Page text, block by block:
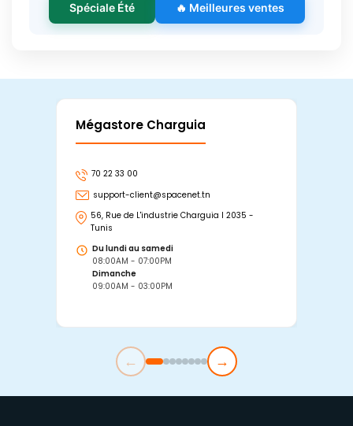
Spéciale Été 🔥 Meilleures ventes
Mégastore Charguia
70 22 33 00
support-client@spacenet.tn
56, Rue de L'industrie Charguia I 2035 -
Tunis
Du lundi au samedi
08:00AM - 07:00PM
Dimanche
09:00AM - 03:00PM
← →